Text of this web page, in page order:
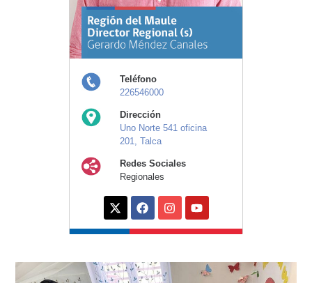
Teléfono
226546000
Dirección
Uno Norte 541 oficina
201, Talca
Redes Sociales
Regionales